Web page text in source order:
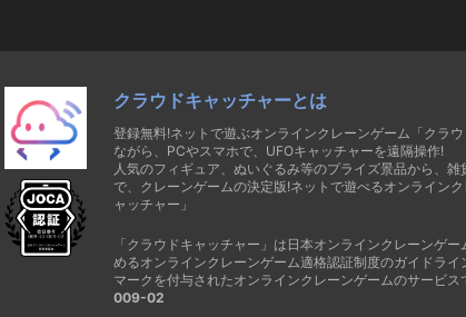
クラウドキャッチャーとは
登録無料!ネットで遊ぶオンラインクレーンゲーム「クラ
ながら、PCやスマホで、UFOキャッチャーを遠隔操作!
人気のフィギュア、ぬいぐるみ等のプライズ景品から、雑
で、クレーンゲームの決定版!ネットで遊べるオンライン
ャッチャー」
「クラウドキャッチャー」は日本オンラインクレーンゲ
めるオンラインクレーンゲーム適格認証制度のガイドライ
マークを付与されたオンラインクレーンゲームのサービス
009-02